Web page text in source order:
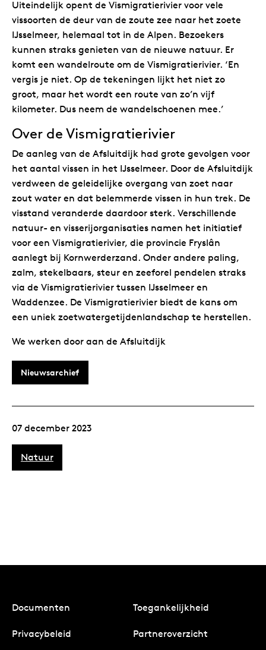
07 december 2023
Natuur
Uiteindelijk opent de Vismigratierivier voor vele
vissoorten de deur van de zoute zee naar het zoete
IJsselmeer, helemaal tot in de Alpen. Bezoekers
kunnen straks genieten van de nieuwe natuur. Er
komt een wandelroute om de Vismigratierivier. ‘En
vergis je niet. Op de tekeningen lijkt het niet zo
groot, maar het wordt een route van zo’n vijf
kilometer. Dus neem de wandelschoenen mee.’
Over de Vismigratierivier
De aanleg van de Afsluitdijk had grote gevolgen voor
het aantal vissen in het IJsselmeer. Door de Afsluitdijk
verdween de geleidelijke overgang van zoet naar
zout water en dat belemmerde vissen in hun trek. De
visstand veranderde daardoor sterk. Verschillende
natuur- en visserijorganisaties namen het initiatief
voor een Vismigratierivier, die provincie Fryslân
aanlegt bij Kornwerderzand. Onder andere paling,
zalm, stekelbaars, steur en zeeforel pendelen straks
via de Vismigratierivier tussen IJsselmeer en
Waddenzee. De Vismigratierivier biedt de kans om
een uniek zoetwatergetijdenlandschap te herstellen.
We werken door aan de Afsluitdijk
Nieuwsarchief
Documenten Toegankelijkheid
Privacybeleid Partneroverzicht